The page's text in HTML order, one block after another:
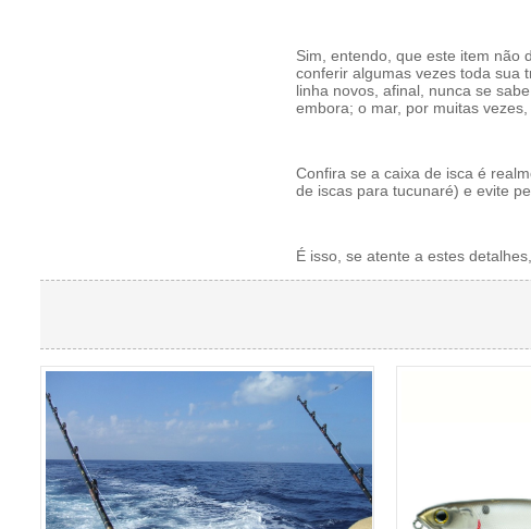
Sim, entendo, que este item não
conferir algumas vezes toda sua
linha novos, afinal, nunca se
embora; o mar, por muitas
Confira se a caixa de isca é
de iscas para tucunaré) e evite
É isso, se atente a estes